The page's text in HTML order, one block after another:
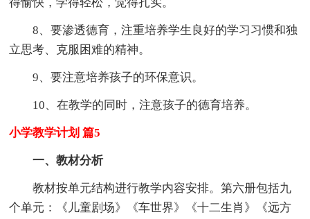
8、要渗透德育，注重培养学生良好的学习习惯和独
立思考、克服困难的精神。
9、要注意培养孩子的环保意识。
10、在教学的同时，注意孩子的德育培养。
小学教学计划 篇5
一、教材分析
教材按单元结构进行教学内容安排。第六册包括九
个单元：《儿童剧场》《车世界》《十二生肖》《远方